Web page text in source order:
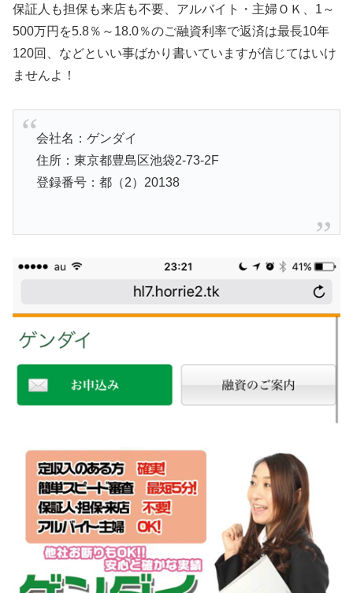
保証人も担保も来店も不要、アルバイト・主婦ＯＫ、1～
500万円を5.8％～18.0％のご融資利率で返済は最長10年
120回、などといい事ばかり書いていますが信じてはいけ
ませんよ！
会社名：ゲンダイ
住所：東京都豊島区池袋2-73-2F
登録番号：都（2）20138